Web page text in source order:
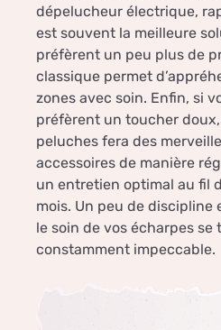
dépelucheur électrique,
est souvent la meilleure
préfèrent un peu plus de
classique permet
zones avec soin. Enfin, si
préfèrent un toucher
peluches fera des
accessoires de manière
un entretien optimal au fil
mois. Un peu de discipline
le soin de vos écharpes
constamment impeccable.